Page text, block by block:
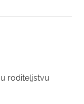
u roditeljstvu